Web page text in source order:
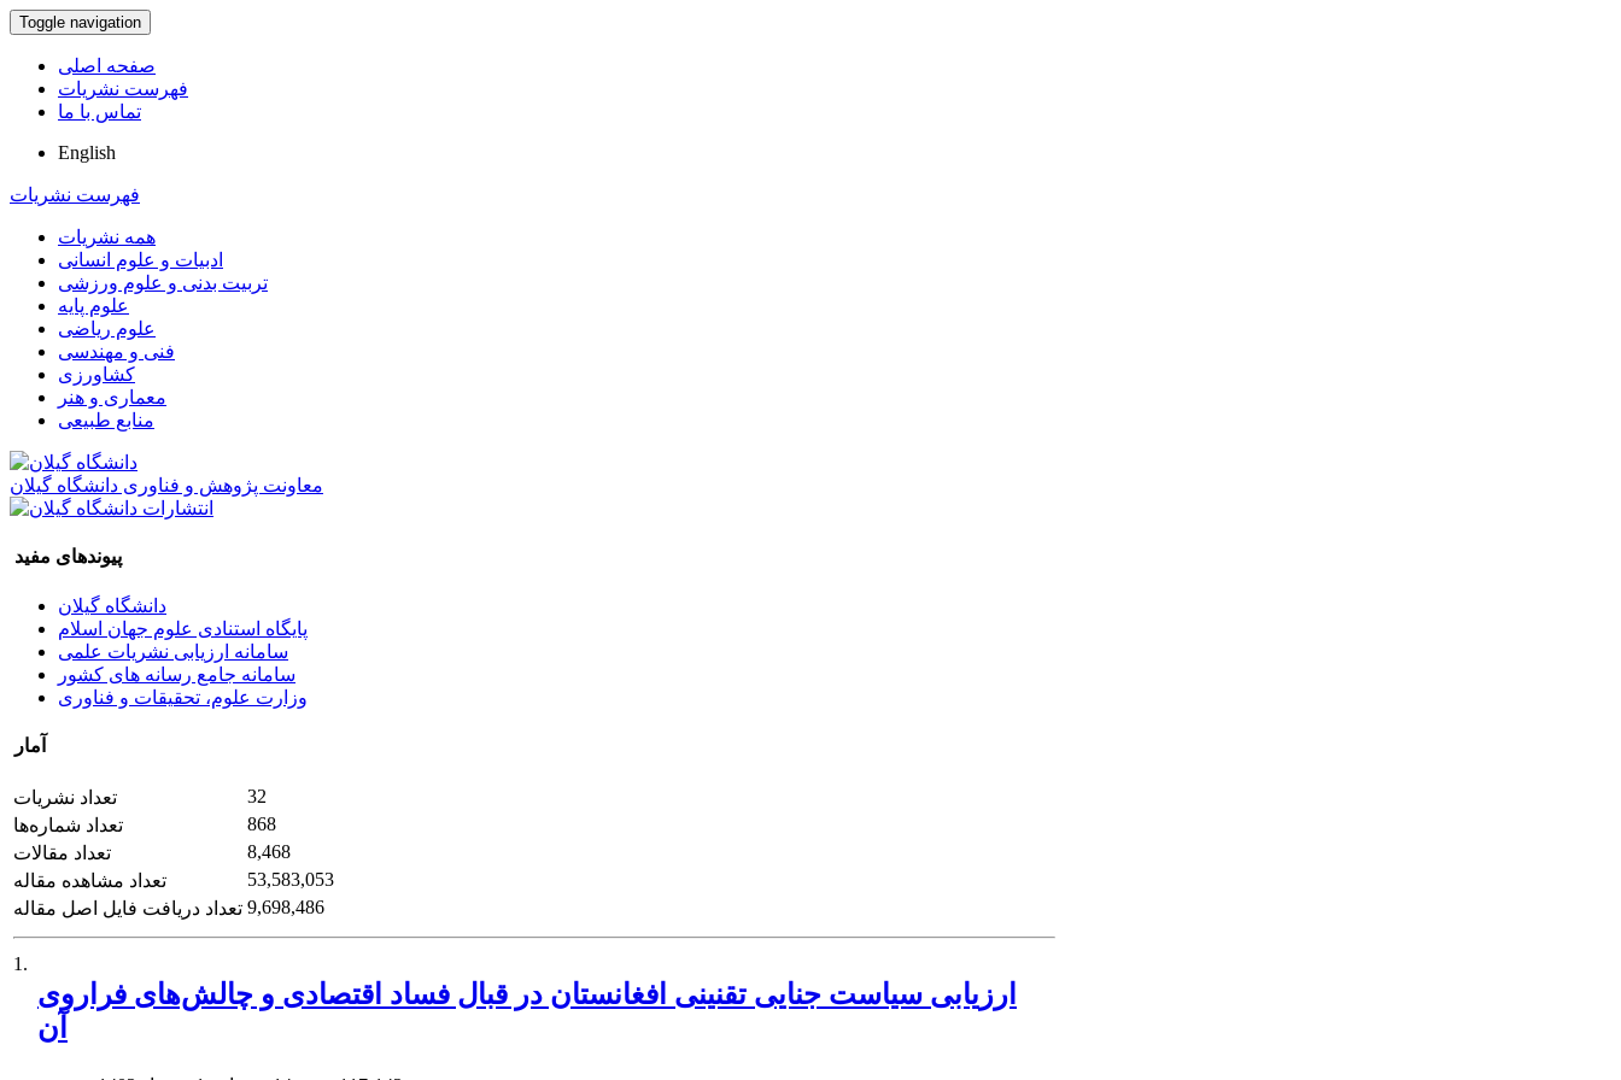
Toggle navigation
صفحه اصلی
فهرست نشریات
تماس با ما
English
فهرست نشریات
همه نشریات
ادبیات و علوم انسانی
تربیت بدنی و علوم ورزشی
علوم پایه
علوم ریاضی
فنی و مهندسی
کشاورزی
معماری و هنر
منابع طبیعی
معاونت پژوهش و فناوری دانشگاه گیلان
پیوندهای مفید
دانشگاه گیلان
پایگاه استنادی علوم جهان اسلام
سامانه ارزیابی نشریات علمی
سامانه جامع رسانه های کشور
وزارت علوم، تحقیقات و فناوری
آمار
تعداد نشریات
32
تعداد شماره‌ها
868
تعداد مقالات
8,468
تعداد مشاهده مقاله
53,583,053
تعداد دریافت فایل اصل مقاله 9,698,486
1.
ارزیابی سیاست جنایی تقنینی افغانستان در قبال فساد اقتصادی و چالش‌های فراروی
آن